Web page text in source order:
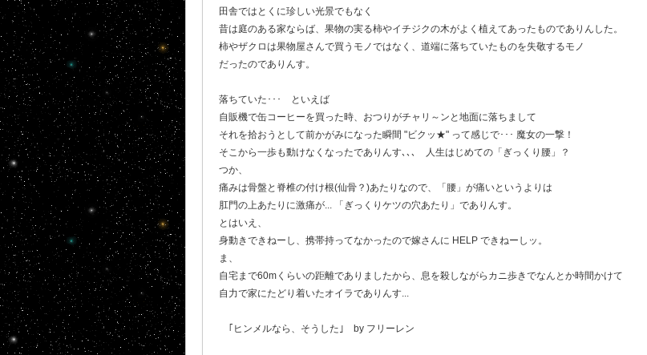
田舎ではとくに珍しい光景でもなく
昔は庭のある家ならば、果物の実る柿やイチジクの木がよく植えてあったものでありんした。
柿やザクロは果物屋さんで買うモノではなく、道端に落ちていたものを失敬するモノ
だったのでありんす。
落ちていた･･･ といえば
自販機で缶コーヒーを買った時、おつりがチャリ～ンと地面に落ちまして
それを拾おうとして前かがみになった瞬間 "ビクッ★" って感じで･･･ 魔女の一撃！
そこから一歩も動けなくなったでありんす､､､ 人生はじめての「ぎっくり腰」？
つか、
痛みは骨盤と脊椎の付け根(仙骨？)あたりなので、「腰」が痛いというよりは
肛門の上あたりに激痛が... 「ぎっくりケツの穴あたり」でありんす。
とはいえ、
身動きできねーし、携帯持ってなかったので嫁さんに HELP できねーしッ。
ま、
自宅まで60mくらいの距離でありましたから、息を殺しながらカニ歩きでなんとか時間かけて
自力で家にたどり着いたオイラでありんす...
｢ヒンメルなら、そうした｣ by フリーレン